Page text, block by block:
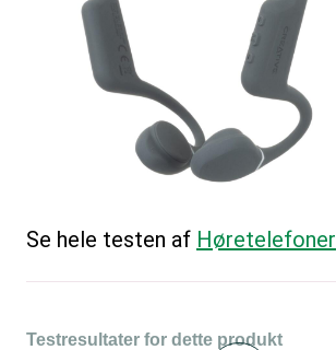
Se hele testen af Høretelefoner
Testresultater for dette produkt